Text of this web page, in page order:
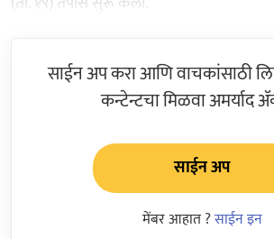
साईन अप करा आणि वाचकांसाठी
कन्टेन्टचा मिळवा अमर्याद
साईन अप
मेंबर आहात ?साईन इन